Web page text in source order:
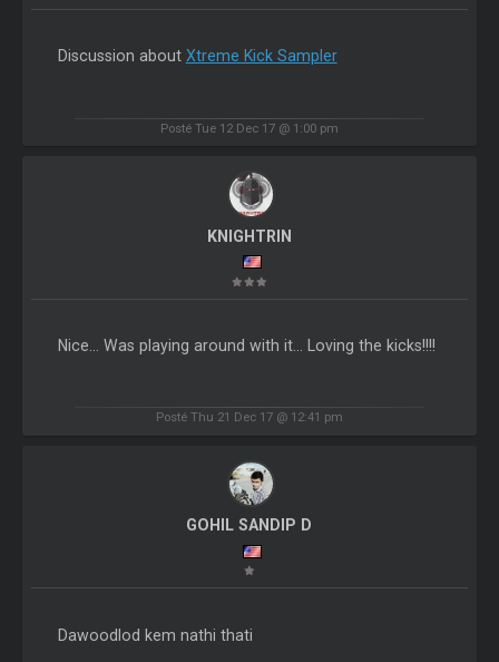
Discussion about Xtreme Kick Sampler
Posté Tue 12 Dec 17 @ 1:00 pm
KNIGHTRIN
Nice... Was playing around with it... Loving the kicks!!!!
Posté Thu 21 Dec 17 @ 12:41 pm
GOHIL SANDIP D
Dawoodlod kem nathi thati